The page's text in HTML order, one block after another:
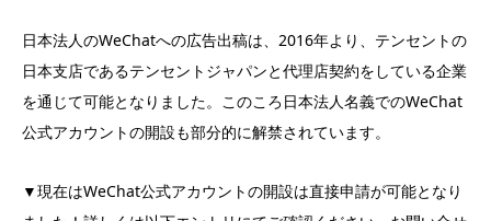
日本法人のWeChatへの広告出稿は、2016年より、テンセントの
日本支店であるテンセントジャパンと代理店契約をしている企業
を通じて可能となりました。このころ日本法人名義でのWeChat
公式アカウントの開設も部分的に解禁されています。
▼現在はWeChat公式アカウントの開設は直接申請が可能となり